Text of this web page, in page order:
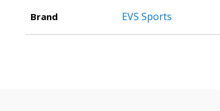
Brand EVS Sports